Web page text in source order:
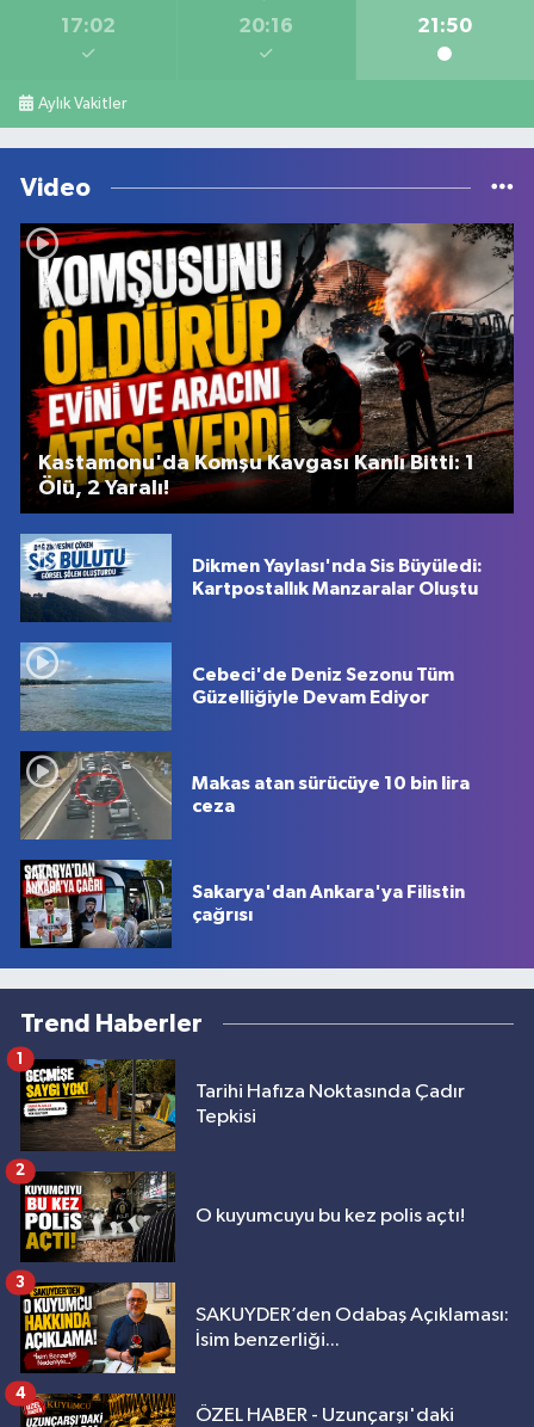
17:02 20:16 21:50
Aylık Vakitler
Video
Kastamonu'da Komşu Kavgası Kanlı Bitti: 1
Ölü, 2 Yaralı!
Dikmen Yaylası'nda Sis Büyüledi:
Kartpostallık Manzaralar Oluştu
Cebeci'de Deniz Sezonu Tüm
Güzelliğiyle Devam Ediyor
Makas atan sürücüye 10 bin lira
ceza
Sakarya'dan Ankara'ya Filistin
çağrısı
Trend Haberler
Tarihi Hafıza Noktasında Çadır
Tepkisi
1
O kuyumcuyu bu kez polis açtı!
2
SAKUYDER’den Odabaş Açıklaması:
İsim benzerliği...
3
ÖZEL HABER - Uzunçarşı'daki
4